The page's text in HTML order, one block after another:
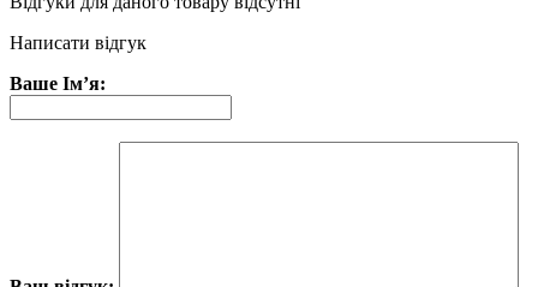
Написати відгук
Ваше Ім’я: